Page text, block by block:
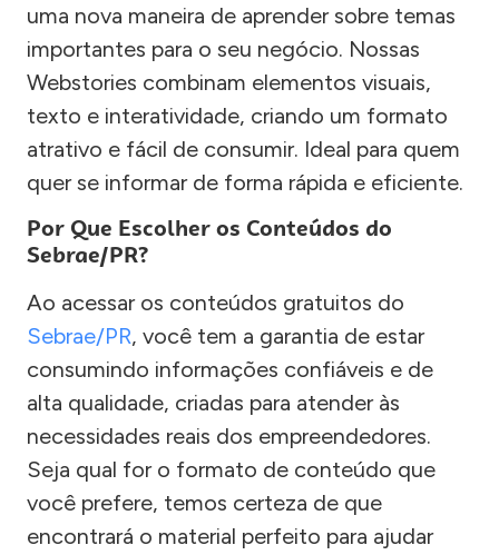
uma nova maneira de aprender sobre temas
importantes para o seu negócio. Nossas
Webstories combinam elementos visuais,
texto e interatividade, criando um formato
atrativo e fácil de consumir. Ideal para quem
quer se informar de forma rápida e eficiente.
Por Que Escolher os Conteúdos do
Sebrae/PR?
Ao acessar os conteúdos gratuitos do
Sebrae/PR, você tem a garantia de estar
consumindo informações confiáveis e de
alta qualidade, criadas para atender às
necessidades reais dos empreendedores.
Seja qual for o formato de conteúdo que
você prefere, temos certeza de que
encontrará o material perfeito para ajudar